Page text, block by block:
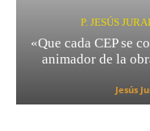
P. JESÚS
«Que cada CEP se
animador de la
Jesús